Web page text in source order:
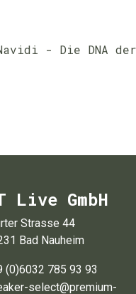
- Die DNA der
Live GmbH
Strasse 44
Bad Nauheim
(0)6032 785 93 93
select@premium-